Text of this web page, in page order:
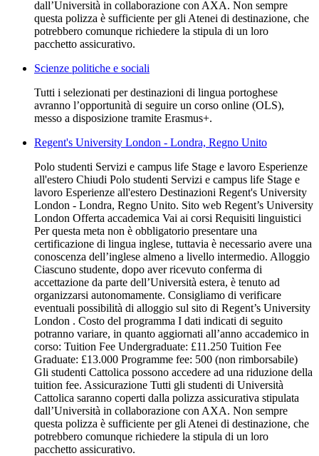
dall’Università in collaborazione con AXA. Non sempre
questa polizza è sufficiente per gli Atenei di destinazione, che
potrebbero comunque richiedere la stipula di un loro
pacchetto assicurativo.
Scienze politiche e sociali
Tutti i selezionati per destinazioni di lingua portoghese
avranno l’opportunità di seguire un corso online (OLS),
messo a disposizione tramite Erasmus+.
Regent's University London - Londra, Regno Unito
Polo studenti Servizi e campus life Stage e lavoro Esperienze
all'estero Chiudi Polo studenti Servizi e campus life Stage e
lavoro Esperienze all'estero Destinazioni Regent's University
London - Londra, Regno Unito. Sito web Regent’s University
London Offerta accademica Vai ai corsi Requisiti linguistici
Per questa meta non è obbligatorio presentare una
certificazione di lingua inglese, tuttavia è necessario avere una
conoscenza dell’inglese almeno a livello intermedio. Alloggio
Ciascuno studente, dopo aver ricevuto conferma di
accettazione da parte dell’Università estera, è tenuto ad
organizzarsi autonomamente. Consigliamo di verificare
eventuali possibilità di alloggio sul sito di Regent’s University
London . Costo del programma I dati indicati di seguito
potranno variare, in quanto aggiornati all’anno accademico in
corso: Tuition Fee Undergraduate: £11.250 Tuition Fee
Graduate: £13.000 Programme fee: 500 (non rimborsabile)
Gli studenti Cattolica possono accedere ad una riduzione della
tuition fee. Assicurazione Tutti gli studenti di Università
Cattolica saranno coperti dalla polizza assicurativa stipulata
dall’Università in collaborazione con AXA. Non sempre
questa polizza è sufficiente per gli Atenei di destinazione, che
potrebbero comunque richiedere la stipula di un loro
pacchetto assicurativo.